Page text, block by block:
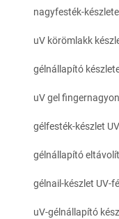
nagyfesték-
uV körömlakk
gélnállapító
uV gel
gélfesték-készlet
gélnállapító
gélnail-készlet UV-
uV-gélnállapító